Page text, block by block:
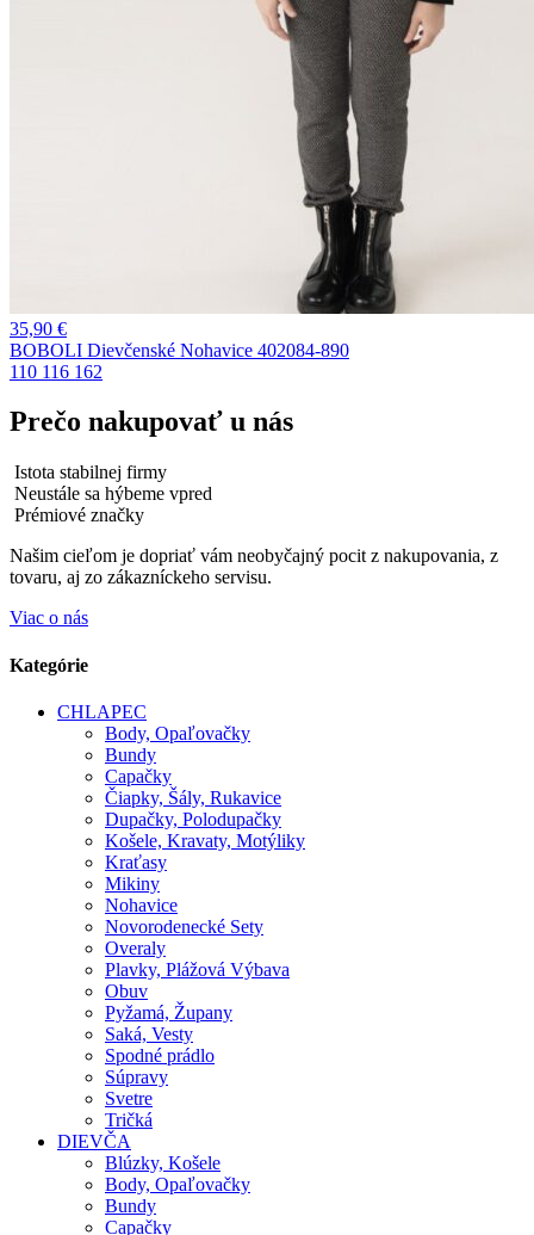
35,90 €
BOBOLI Dievčenské Nohavice 402084-890
110 116 162
Prečo nakupovať u nás
Istota stabilnej firmy
Neustále sa hýbeme vpred
Prémiové značky
Našim cieľom je dopriať vám neobyčajný pocit z nakupovania, z
tovaru, aj zo zákazníckeho servisu.
Viac o nás
Kategórie
CHLAPEC
Body, Opaľovačky
Bundy
Capačky
Čiapky, Šály, Rukavice
Dupačky, Polodupačky
Košele, Kravaty, Motýliky
Kraťasy
Mikiny
Nohavice
Novorodenecké Sety
Overaly
Plavky, Plážová Výbava
Obuv
Pyžamá, Župany
Saká, Vesty
Spodné prádlo
Súpravy
Svetre
Tričká
DIEVČA
Blúzky, Košele
Body, Opaľovačky
Bundy
Capačky